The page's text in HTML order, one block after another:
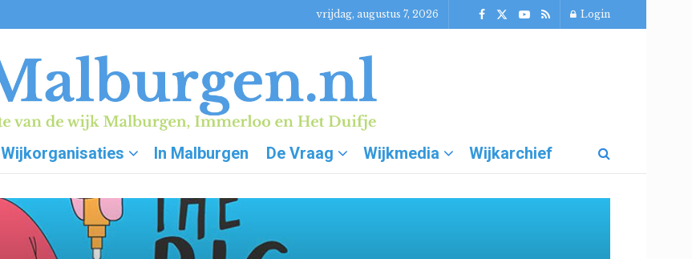
vrijdag, augustus 7, 2026 Login
Wijkorganisaties In Malburgen De Vraag Wijkmedia Wijkarchief